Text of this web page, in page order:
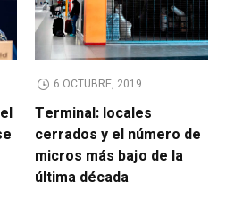
6 OCTUBRE, 2019
Terminal: locales
cerrados y el número de
micros más bajo de la
última década